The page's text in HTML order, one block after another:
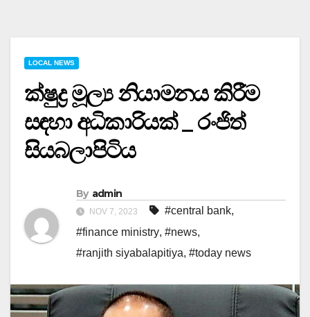
LOCAL NEWS
ක්ෂුද්‍ර මූල්‍ය නියාමනය කිරීම
සඳහා අධිකාරියක් _ රංජිත්
සියබලාපිටිය
By admin
NOV 7, 2023 #central bank,
#finance ministry, #news,
#ranjith siyabalapitiya, #today news